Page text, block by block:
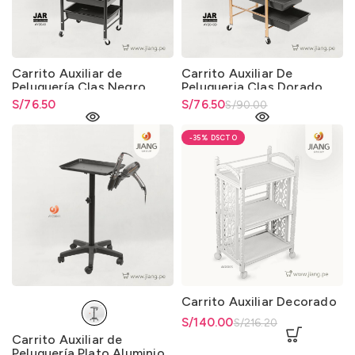
Carrito Auxiliar de
Peluquería Clas Negro
S/76.50
Carrito Auxiliar De
Peluqueria Clas Dorado
S/90.00
El precio original era:
S/76.50
El precio actual es: S/76.50.
Carrito Auxiliar de
-35%
Carrito Auxiliar Decorado
S/216.20
El precio original era:
S/140.00
El precio actual es: S/140.00.